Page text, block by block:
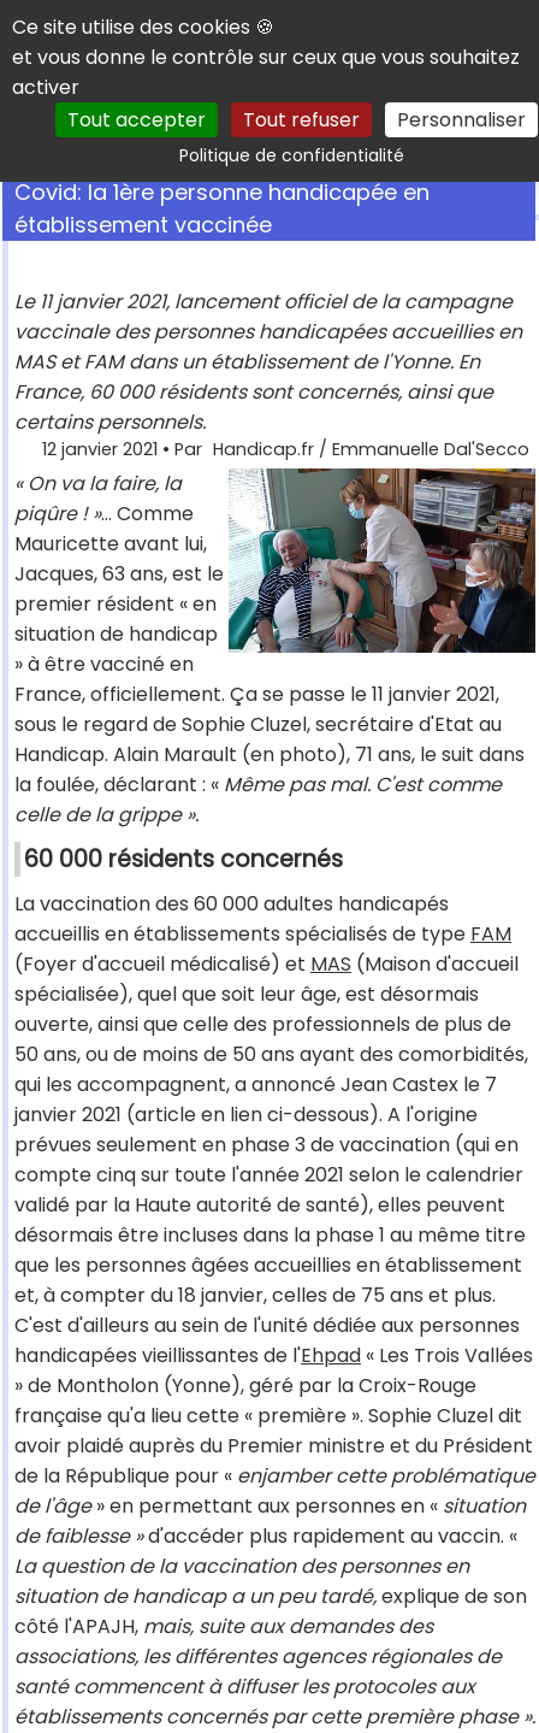
Panneau de gestion des cookies
Ce site utilise des cookies 🍪
et vous donne le contrôle sur ceux que vous souhaitez
activer
Tout accepter
Tout refuser Personnaliser
Politique de confidentialitéRechercher
Covid: la 1ère personne handicapée en
établissement vaccinée
Le 11 janvier 2021, lancement officiel de la campagne
vaccinale des personnes handicapées accueillies en
MAS et FAM dans un établissement de l'Yonne. En
France, 60 000 résidents sont concernés, ainsi que
certains personnels.
12 janvier 2021 • Par Handicap.fr / Emmanuelle Dal'Secco
« On va la faire, la
piqûre ! »… Comme
Mauricette avant lui,
Jacques, 63 ans, est le
premier résident « en
situation de handicap
» à être vacciné en
France, officiellement. Ça se passe le 11 janvier 2021,
sous le regard de Sophie Cluzel, secrétaire d'Etat au
Handicap. Alain Marault (en photo), 71 ans, le suit dans
la foulée, déclarant : « Même pas mal. C'est comme
celle de la grippe ».
60 000 résidents concernés
La vaccination des 60 000 adultes handicapés
accueillis en établissements spécialisés de type FAM
(Foyer d'accueil médicalisé) et MAS (Maison d'accueil
spécialisée), quel que soit leur âge, est désormais
ouverte, ainsi que celle des professionnels de plus de
50 ans, ou de moins de 50 ans ayant des comorbidités,
qui les accompagnent, a annoncé Jean Castex le 7
janvier 2021 (article en lien ci-dessous). A l'origine
prévues seulement en phase 3 de vaccination (qui en
compte cinq sur toute l'année 2021 selon le calendrier
validé par la Haute autorité de santé), elles peuvent
désormais être incluses dans la phase 1 au même titre
que les personnes âgées accueillies en établissement
et, à compter du 18 janvier, celles de 75 ans et plus.
C'est d'ailleurs au sein de l'unité dédiée aux personnes
handicapées vieillissantes de l'Ehpad « Les Trois Vallées
» de Montholon (Yonne), géré par la Croix-Rouge
française qu'a lieu cette « première ». Sophie Cluzel dit
avoir plaidé auprès du Premier ministre et du Président
de la République pour « enjamber cette problématique
de l'âge» en permettant aux personnes en « situation
de faiblesse »d'accéder plus rapidement au vaccin. «
La question de la vaccination des personnes en
situation de handicap a un peu tardé,explique de son
côté l'APAJH, mais, suite aux demandes des
associations, les différentes agences régionales de
santé commencent à diffuser les protocoles aux
établissements concernés par cette première phase ».